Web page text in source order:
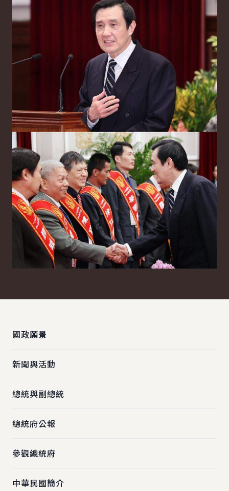
國政願景
新聞與活動
總統與副總統
總統府公報
參觀總統府
中華民國簡介